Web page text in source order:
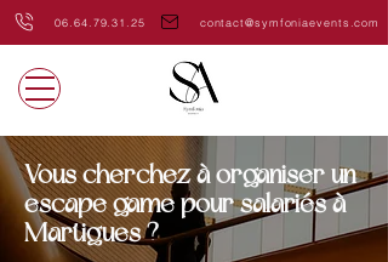
06.64.79.31.25 contact@symfoniaevents.com
Vous cherchez à organiser un
escape game pour salariés à
Martigues ?